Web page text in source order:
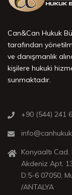
Can&Can Hukuk
tarafından
ve danışmanlık
kişilere hukuki
sunmaktadır.
+90 (544) 241
Konyaaltı Cad.
Akdeniz Apt.
D:5-6 07050,
/ANTALYA